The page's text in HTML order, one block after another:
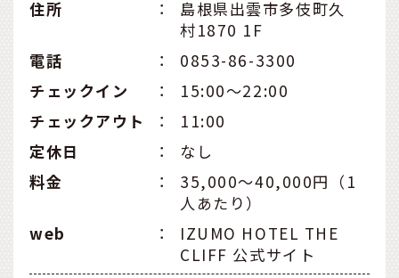
住所 ：
島根県出雲市多伎町久
村1870 1F
電話
：
0853-86-3300
チェックイン
：
15:00～22:00
チェックアウト
：
11:00
定休日
：
なし
料金
：
35,000～40,000円（1
人あたり）
web
：
IZUMO HOTEL THE
CLIFF 公式サイト